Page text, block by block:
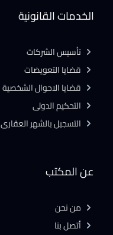
عن المكتب
من نحن
أتصل بنا
الخدمات القانونية
تأسيس الشركات
قضايا التعويضات
قضايا الاحوال الشخصية
التحكيم الدولى
التسجيل بالشهر العقارى